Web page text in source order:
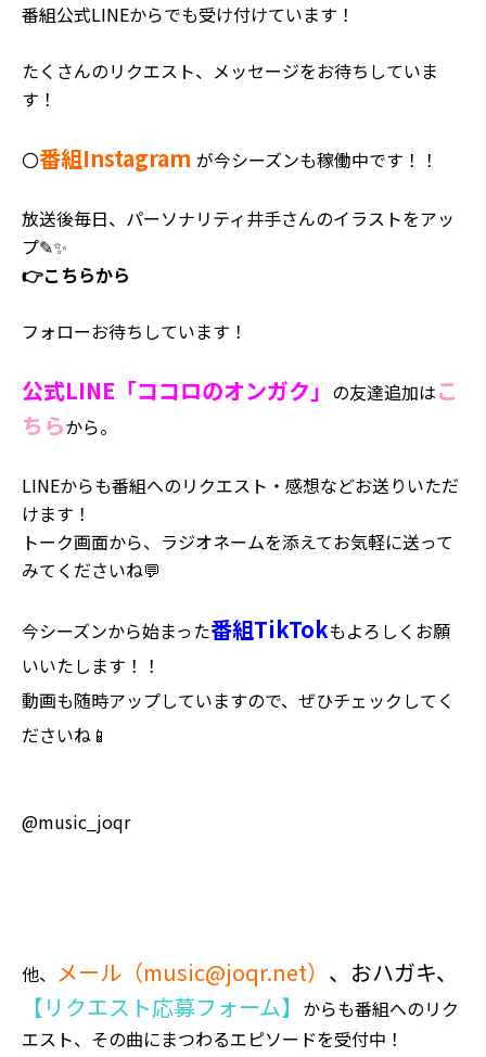
番組公式LINEからでも受け付けています！
たくさんのリクエスト、メッセージをお待ちしていま
す！
〇番組Instagram が今シーズンも稼働中です！！
放送後毎日、パーソナリティ井手さんのイラストをアッ
プ✎✨
👉こちらから
フォローお待ちしています！
公式LINE「ココロのオンガク」 の友達追加はこ
ちらから。
LINEからも番組へのリクエスト・感想などお送りいただ
けます！
トーク画面から、ラジオネームを添えてお気軽に送って
みてくださいね💬
今シーズンから始まった番組TikTokもよろしくお願
いいたします！！
動画も随時アップしていますので、ぜひチェックしてく
ださいね📱
@music_joqr
他、 メール（music@joqr.net） 、おハガキ、
【リクエスト応募フォーム】 からも番組へのリク
エスト、その曲にまつわるエピソードを受付中！